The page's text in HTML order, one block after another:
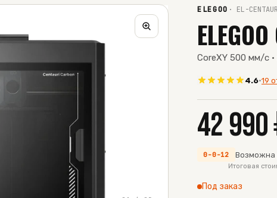
ELEGOO · EL-
CoreXY 500 мм/с
4.6·19
42 990
0-0-12 Возможна
Итоговая
Под заказ